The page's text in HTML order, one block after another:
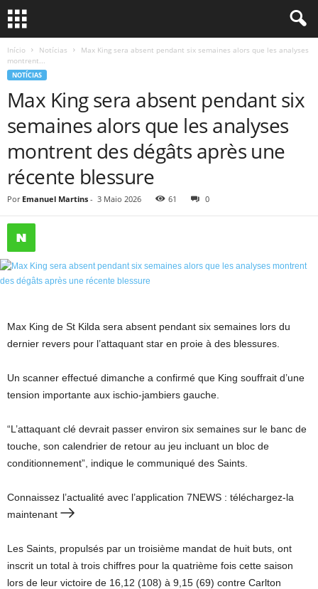
Início Notícias
Max King sera absent pendant six semaines alors que les analyses
montrent...
NOTÍCIAS
Max King sera absent pendant six
semaines alors que les analyses
montrent des dégâts après une
récente blessure
Por Emanuel Martins - 3 Maio 2026 61 0
Max King de St Kilda sera absent pendant six semaines lors du
dernier revers pour l’attaquant star en proie à des blessures.
Un scanner effectué dimanche a confirmé que King souffrait d’une
tension importante aux ischio-jambiers gauche.
“L’attaquant clé devrait passer environ six semaines sur le banc de
touche, son calendrier de retour au jeu incluant un bloc de
conditionnement”, indique le communiqué des Saints.
Connaissez l’actualité avec l’application 7NEWS : téléchargez-la
maintenant
Les Saints, propulsés par un troisième mandat de huit buts, ont
inscrit un total à trois chiffres pour la quatrième fois cette saison
lors de leur victoire de 16,12 (108) à 9,15 (69) contre Carlton